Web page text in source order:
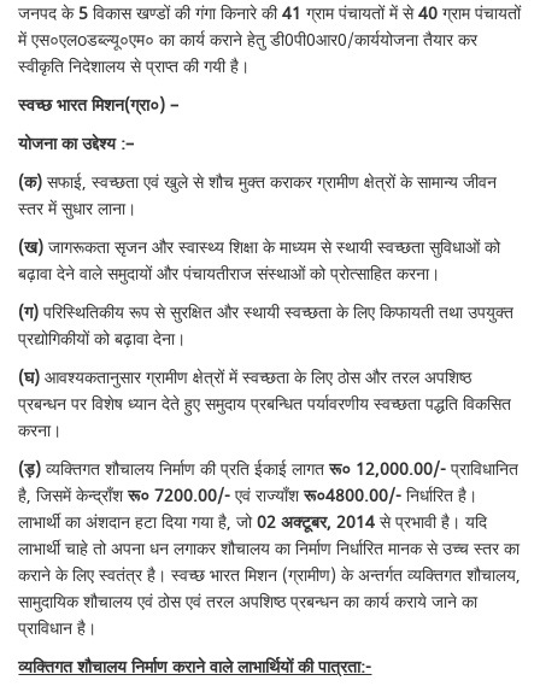
जनपद के5विकास खण्डों की गंगा किनारे की41 ग्राम पंचायतों में से40ग्राम पंचायतों
में एस०एलoडब्ल्यू०एम० का कार्य कराने हेतु डी0पी0आर0/कार्ययोजना तैयार कर
स्वीकृति निदेशालय से प्राप्त की गयी है।
स्वच्छ भारत मिशन(ग्रा०) –
योजना का उद्देश्य :–
(क)सफाई, स्वच्छता एवं खुले से शौच मुक्त कराकर ग्रामीण क्षेत्रों के सामान्य जीवन
स्तर में सुधार लाना।
(ख)जागरूकता सृजन और स्वास्थ्य शिक्षा के माध्यम से स्थायी स्वच्छता सुविधाओं को
बढ़ावा देने वाले समुदायों और पंचायतीराज संस्थाओं को प्रोत्साहित करना।
(ग)परिस्थितिकीय रूप से सुरक्षित और स्थायी स्वच्छता के लिए किफायती तथा उपयुक्त
प्रद्योगिकीयों को बढ़ावा देना।
(घ)आवश्यकतानुसार ग्रामीण क्षेत्रों में स्वच्छता के लिए ठोस और तरल अपशिष्ठ
प्रबन्धन पर विशेष ध्यान देते हुए समुदाय प्रबन्धित पर्यावरणीय स्वच्छता पद्धति विकसित
करना।
(ड़)व्यक्तिगत शौचालय निर्माण की प्रति ईकाई लागतरू० 12,000.00/-प्राविधानित
है, जिसमें केन्द्राँशरू० 7200.00/-एवं राज्याँशरू०4800.00/-निर्धारित है।
लाभार्थी का अंशदान हटा दिया गया है, जो02 अक्टूबर, 2014से प्रभावी है। यदि
लाभार्थी चाहे तो अपना धन लगाकर शौचालय का निर्माण निर्धारित मानक से उच्च स्तर का
कराने के लिए स्वतंत्र है। स्वच्छ भारत मिशन (ग्रामीण) के अन्तर्गत व्यक्तिगत शौचालय,
सामुदायिक शौचालय एवं ठोस एवं तरल अपशिष्ठ प्रबन्धन का कार्य कराये जाने का
प्राविधान है।
व्यक्तिगत शौचालय निर्माण कराने वाले लाभार्थियों की पात्रता:-